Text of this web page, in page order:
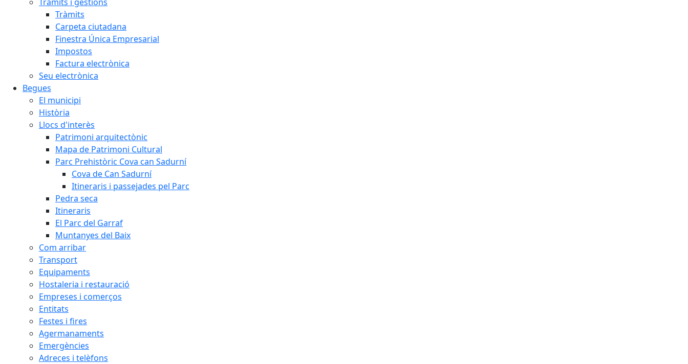
Tràmits
Carpeta ciutadana
Finestra Única Empresarial
Impostos
Factura electrònica
Seu electrònica
Begues
El municipi
Història
Llocs d'interès
Patrimoni arquitectònic
Mapa de Patrimoni Cultural
Parc Prehistòric Cova can Sadurní
Cova de Can Sadurní
Itineraris i passejades pel Parc
Pedra seca
Itineraris
El Parc del Garraf
Muntanyes del Baix
Com arribar
Transport
Equipaments
Hostaleria i restauració
Empreses i comerços
Entitats
Festes i fires
Agermanaments
Emergències
Adreces i telèfons